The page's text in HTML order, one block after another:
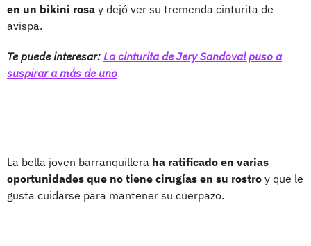
en un bikini rosa y dejó ver su tremenda cinturita de
avispa.
Te puede interesar: La cinturita de Jery Sandoval puso a
suspirar a más de uno
La bella joven barranquillera ha ratificado en varias
oportunidades que no tiene cirugías en su rostro y que le
gusta cuidarse para mantener su cuerpazo.